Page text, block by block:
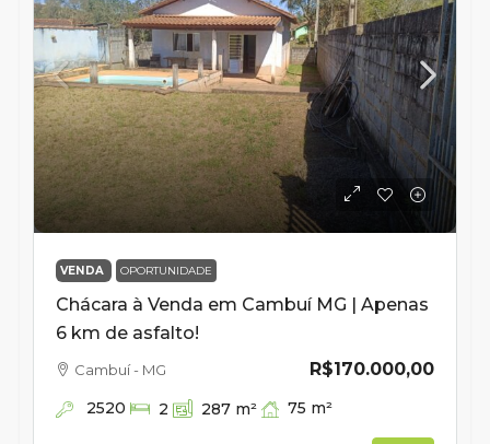
VENDA OPORTUNIDADE
Chácara à Venda em Cambuí MG | Apenas
6 km de asfalto!
R$170.000,00
Cambuí - MG
2520 2 287 m² 75 m²